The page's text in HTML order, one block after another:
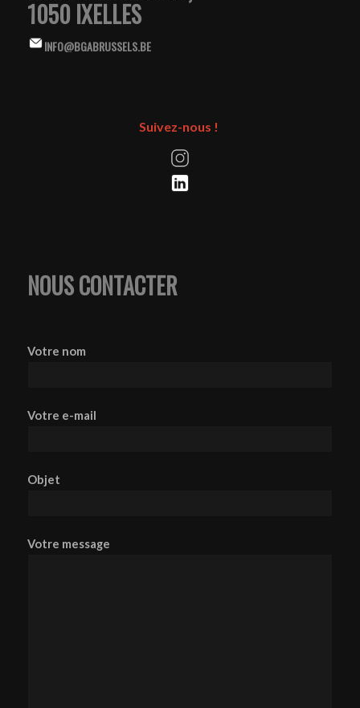
1050 IXELLES
INFO@BGABRUSSELS.BE
Suivez-nous !
NOUS CONTACTER
Votre nom
Votre e-mail
Objet
Votre message